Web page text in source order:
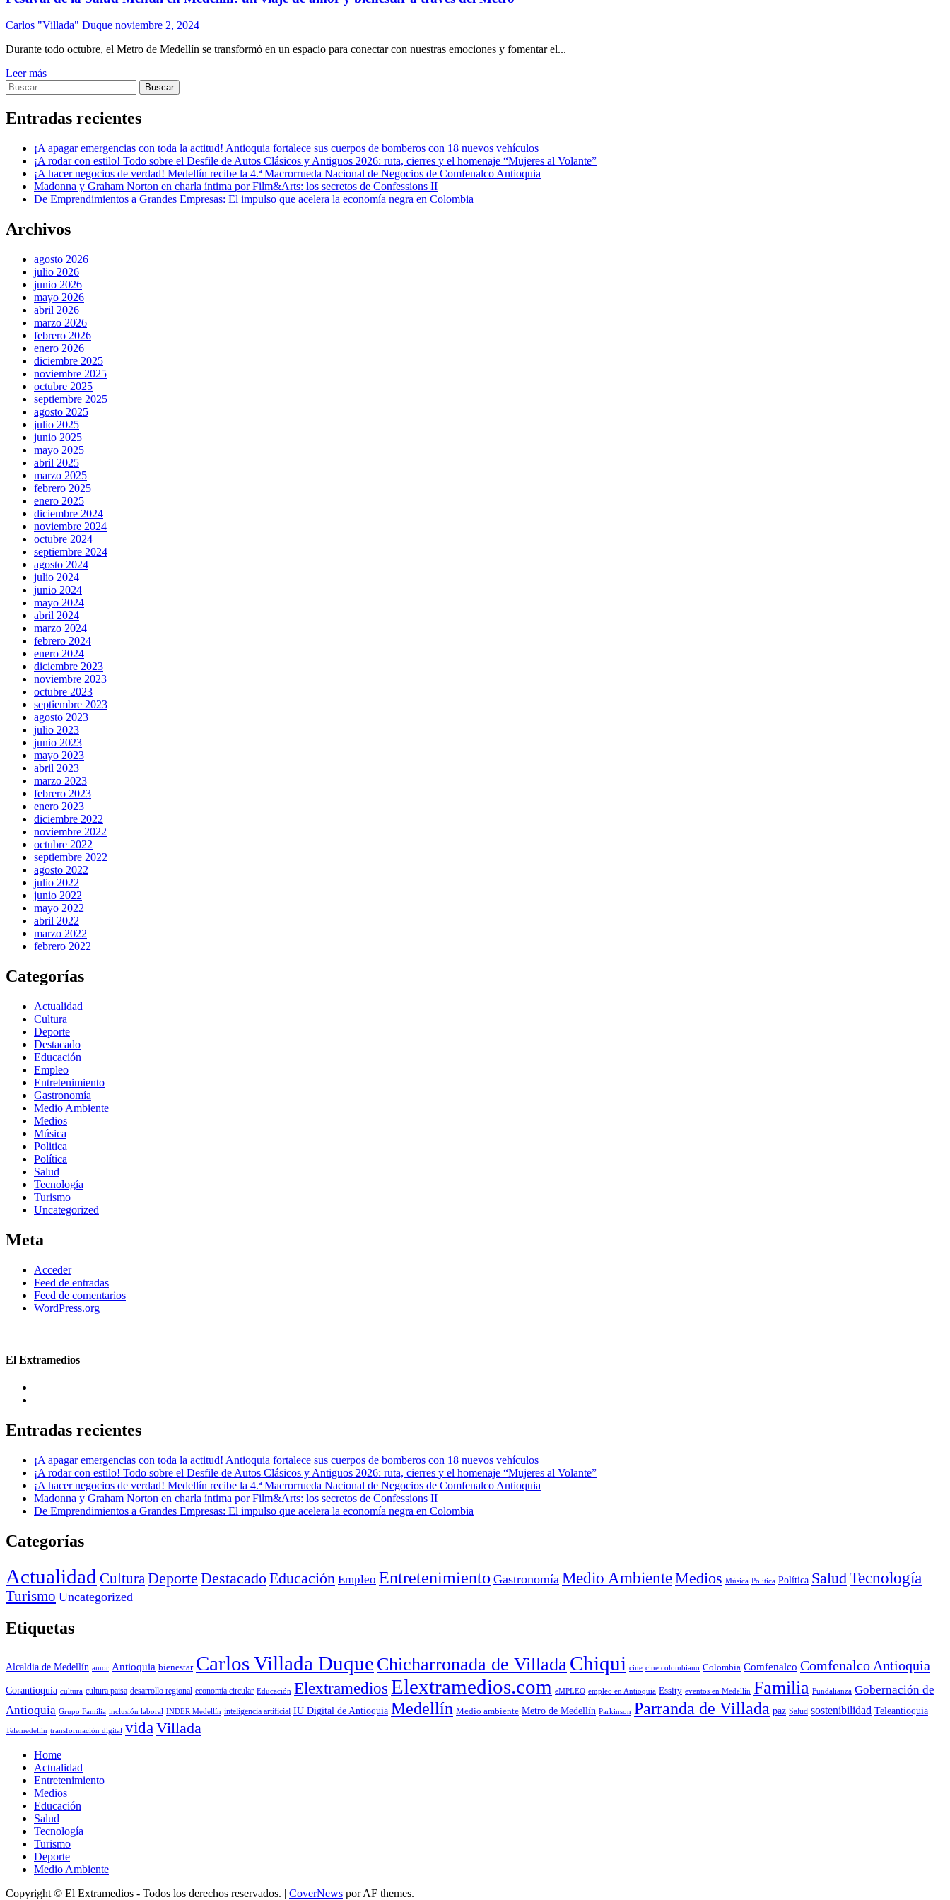
Carlos "Villada" Duque noviembre 2, 2024
Durante todo octubre, el Metro de Medellín se transformó en un espacio para conectar con nuestras emociones y fomentar el...
Leer más
Buscar:
Entradas recientes
¡A apagar emergencias con toda la actitud! Antioquia fortalece sus cuerpos de bomberos con 18 nuevos vehículos
¡A rodar con estilo! Todo sobre el Desfile de Autos Clásicos y Antiguos 2026: ruta, cierres y el homenaje “Mujeres al Volante”
¡A hacer negocios de verdad! Medellín recibe la 4.ª Macrorrueda Nacional de Negocios de Comfenalco Antioquia
Madonna y Graham Norton en charla íntima por Film&Arts: los secretos de Confessions II
De Emprendimientos a Grandes Empresas: El impulso que acelera la economía negra en Colombia
Archivos
agosto 2026
julio 2026
junio 2026
mayo 2026
abril 2026
marzo 2026
febrero 2026
enero 2026
diciembre 2025
noviembre 2025
octubre 2025
septiembre 2025
agosto 2025
julio 2025
junio 2025
mayo 2025
abril 2025
marzo 2025
febrero 2025
enero 2025
diciembre 2024
noviembre 2024
octubre 2024
septiembre 2024
agosto 2024
julio 2024
junio 2024
mayo 2024
abril 2024
marzo 2024
febrero 2024
enero 2024
diciembre 2023
noviembre 2023
octubre 2023
septiembre 2023
agosto 2023
julio 2023
junio 2023
mayo 2023
abril 2023
marzo 2023
febrero 2023
enero 2023
diciembre 2022
noviembre 2022
octubre 2022
septiembre 2022
agosto 2022
julio 2022
junio 2022
mayo 2022
abril 2022
marzo 2022
febrero 2022
Categorías
Actualidad
Cultura
Deporte
Destacado
Educación
Empleo
Entretenimiento
Gastronomía
Medio Ambiente
Medios
Música
Politica
Política
Salud
Tecnología
Turismo
Uncategorized
Meta
Acceder
Feed de entradas
Feed de comentarios
WordPress.org
El Extramedios
Entradas recientes
¡A apagar emergencias con toda la actitud! Antioquia fortalece sus cuerpos de bomberos con 18 nuevos vehículos
¡A rodar con estilo! Todo sobre el Desfile de Autos Clásicos y Antiguos 2026: ruta, cierres y el homenaje “Mujeres al Volante”
¡A hacer negocios de verdad! Medellín recibe la 4.ª Macrorrueda Nacional de Negocios de Comfenalco Antioquia
Madonna y Graham Norton en charla íntima por Film&Arts: los secretos de Confessions II
De Emprendimientos a Grandes Empresas: El impulso que acelera la economía negra en Colombia
Categorías
Actualidad Cultura Deporte DestacadoEducación Empleo Entretenimiento Gastronomía Medio AmbienteMedios Música Politica Política Salud Tecnología
Turismo Uncategorized
Etiquetas
Alcaldia de Medellín amor Antioquia bienestar Carlos Villada Duque Chicharronada de Villada Chiqui cine cine colombiano Colombia Comfenalco Comfenalco Antioquia
Corantioquia cultura cultura paisa desarrollo regional economía circular Educación ElextramediosElextramedios.com eMPLEO empleo en Antioquia Essity eventos en Medellín Familia Fundalianza Gobernación de
Antioquia Grupo Familia inclusión laboral INDER Medellín inteligencia artificial IU Digital de Antioquia Medellín Medio ambiente Metro de Medellín Parkinson Parranda de Villada paz Salud sostenibilidad Teleantioquia
Telemedellín transformación digital vida Villada
Home
Actualidad
Entretenimiento
Medios
Educación
Salud
Tecnología
Turismo
Deporte
Medio Ambiente
Copyright © El Extramedios - Todos los derechos reservados. | CoverNews por AF themes.